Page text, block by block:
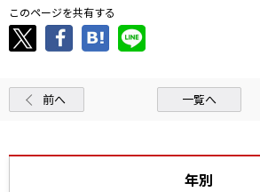
このページを共有する
前へ 一覧へ
年別